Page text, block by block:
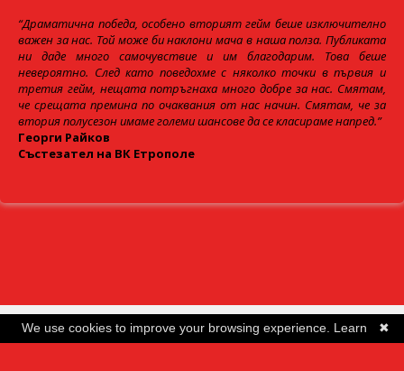
“Драматична победа, особено вторият гейм беше изключително
важен за нас. Той може би наклони мача в наша полза. Публиката
ни даде много самочувствие и им благодарим. Това беше
невероятно. След като поведохме с няколко точки в първия и
третия гейм, нещата потръгнаха много добре за нас. Смятам,
че срещата премина по очаквания от нас начин. Смятам, че за
втория полусезон имаме големи шансове да се класираме напред.”
Георги Райков
Състезател на ВК Етрополе
✖
We use cookies to improve your browsing experience. Learn
more